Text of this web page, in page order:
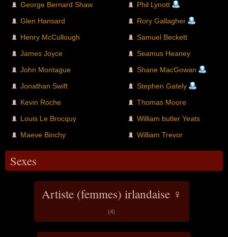
George Bernard Shaw
Glen Hansard
Henry McCullough
James Joyce
John Montague
Jonathan Swift
Kevin Roche
Louis Le Brocquy
Maeve Binchy
Phil Lynott
Rory Gallagher
Samuel Beckett
Seamus Heaney
Shane MacGowan
Stephen Gately
Thomas Moore
William butler Yeats
William Trevor
Sexes
Artiste (femmes) irlandaise ♀
(4)